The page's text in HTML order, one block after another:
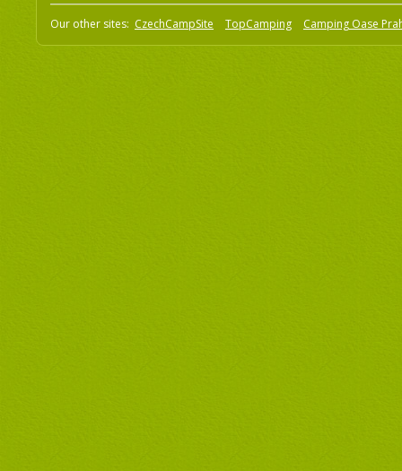
Our other sites: CzechCampSite TopCamping Camping Oase